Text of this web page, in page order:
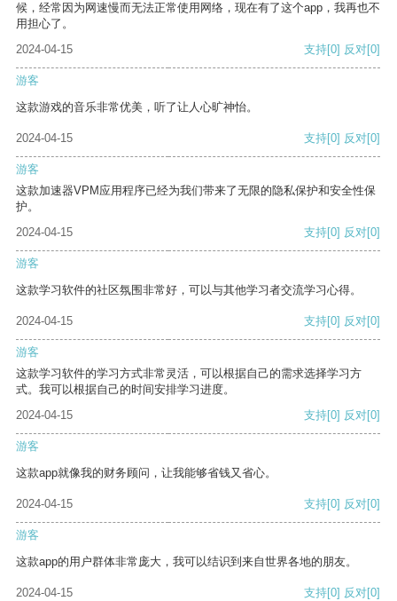
候，经常因为网速慢而无法正常使用网络，现在有了这个app，我再也不
用担心了。
2024-04-15
支持[0] 反对[0]
游客
这款游戏的音乐非常优美，听了让人心旷神怡。
2024-04-15 支持[0] 反对[0]
游客
这款加速器VPM应用程序已经为我们带来了无限的隐私保护和安全性保
护。
2024-04-15
支持[0] 反对[0]
游客
这款学习软件的社区氛围非常好，可以与其他学习者交流学习心得。
2024-04-15 支持[0] 反对[0]
游客
这款学习软件的学习方式非常灵活，可以根据自己的需求选择学习方
式。我可以根据自己的时间安排学习进度。
2024-04-15
支持[0] 反对[0]
游客
这款app就像我的财务顾问，让我能够省钱又省心。
2024-04-15 支持[0] 反对[0]
游客
这款app的用户群体非常庞大，我可以结识到来自世界各地的朋友。
2024-04-15 支持[0] 反对[0]